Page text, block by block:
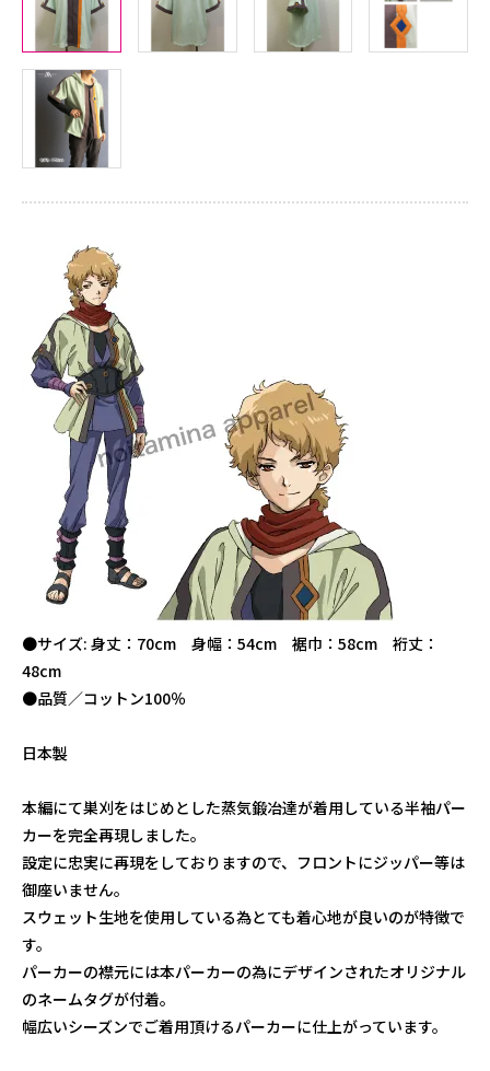
●サイズ: 身丈：70cm 身幅：54cm 裾巾：58cm 裄丈：
48cm
●品質／コットン100％
日本製
本編にて巣刈をはじめとした蒸気鍛冶達が着用している半袖パー
カーを完全再現しました。
設定に忠実に再現をしておりますので、フロントにジッパー等は
御座いません。
スウェット生地を使用している為とても着心地が良いのが特徴で
す。
パーカーの襟元には本パーカーの為にデザインされたオリジナル
のネームタグが付着。
幅広いシーズンでご着用頂けるパーカーに仕上がっています。